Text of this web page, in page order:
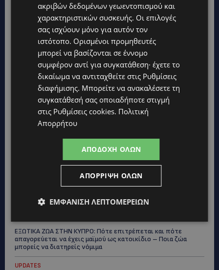
Topics
ΚΑΤΟΙΚΙΔΙΑ
ΠΑΓΚΟΣΜΙΑ ΗΜΕΡΑ ΓΑΤΑΣ: Χιλιάδες στην Κύπρο, καθεμία
μοναδική – Το χαδιάρικο τετράποδο με τη ματιά που λιώνει
ΤΑΣΟΣ ΧΑΤΖΗΓΙΟΒΑΝΗΣ: Η συγκλονιστική ιστορία του
έδωσε ελπίδα
ΕΞΩΤΙΚΑ ΖΩΑ ΣΤΗΝ ΚΥΠΡΟ: Πότε επιτρέπεται και πότε
απαγορεύεται να έχεις μαϊμού ως κατοικίδιο – Ποια ζώα
μπορείς να διατηρείς νόμιμα
UPDATES
ακριβών δεδομένων γεωεντοπισμού και
χαρακτηριστικών συσκευής. Οι επιλογές
σας ισχύουν μόνο για αυτόν τον
ιστότοπο. Ορισμένοι προμηθευτές
μπορεί να βασίζονται σε έννομο
συμφέρον αντί για συγκατάθεση· έχετε το
δικαίωμα να αντιταχθείτε στις Ρυθμίσεις
διαφήμισης. Μπορείτε να ανακαλέσετε τη
συγκατάθεσή σας οποιαδήποτε στιγμή
στις Ρυθμίσεις cookies. Πολιτική
Απορρήτου
ΑΠΟΔΟΧΉ ΌΛΩΝ
ΑΠΌΡΡΙΨΗ ΌΛΩΝ
ΕΜΦΆΝΙΣΗ ΛΕΠΤΟΜΕΡΕΙΏΝ